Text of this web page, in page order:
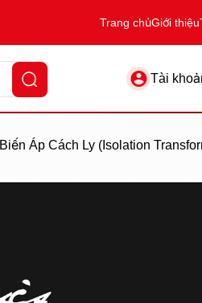
Trang chủGiới thiệu
Tài
Biến Áp Cách Ly (Isolation